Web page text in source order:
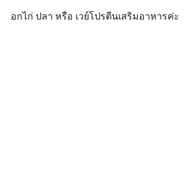
อกไก่ ปลา หรือ เวย์โปรตีนเสริมอาหารค่ะ